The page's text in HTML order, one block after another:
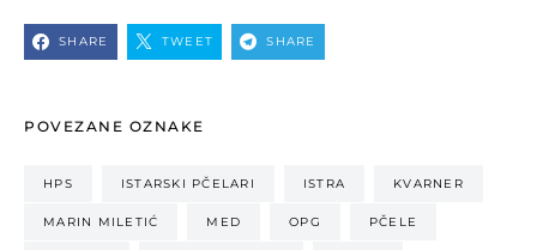
SHARE TWEET SHARE
POVEZANE OZNAKE
HPS ISTARSKI PČELARI ISTRA KVARNER
MARIN MILETIĆ MED OPG PČELE